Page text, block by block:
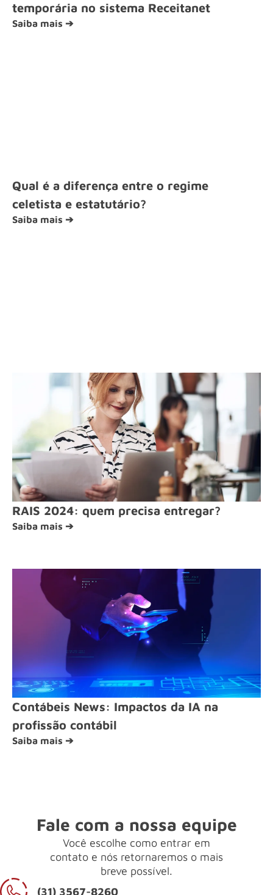
temporária no sistema Receitanet
Saiba mais ➔
Qual é a diferença entre o regime
celetista e estatutário?
Saiba mais ➔
RAIS 2024: quem precisa entregar?
Saiba mais ➔
Contábeis News: Impactos da IA na
profissão contábil
Saiba mais ➔
Fale com a nossa equipe
Você escolhe como entrar em
contato e nós retornaremos o mais
breve possível.
(31) 3567-8260